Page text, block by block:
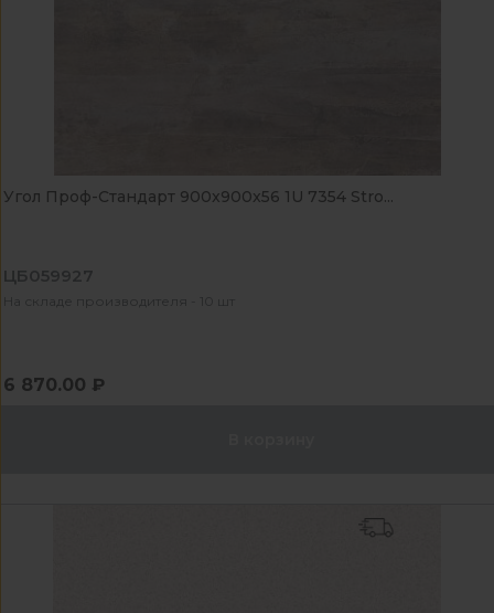
Угол Проф-Стандарт 900x900x56 1U 7354 Stro...
ЦБ059927
На складе производителя - 10 шт
6 870.00 ₽